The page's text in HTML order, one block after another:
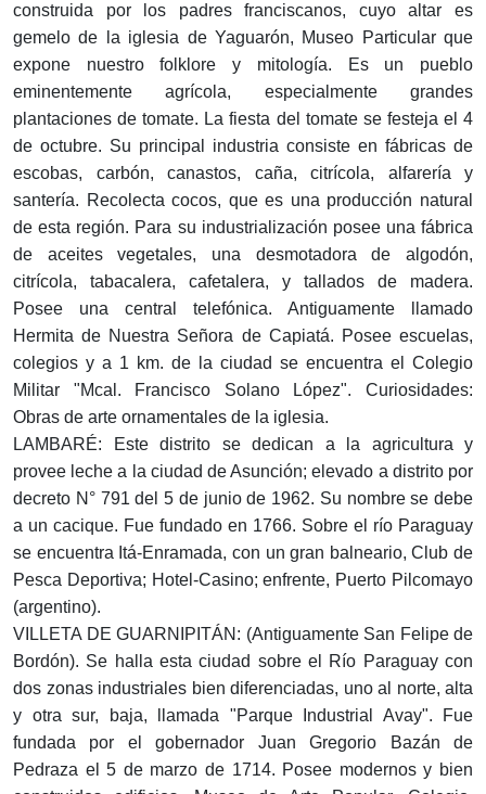
construida por los padres franciscanos, cuyo altar es
gemelo de la iglesia de Yaguarón, Museo Particular que
expone nuestro folklore y mitología. Es un pueblo
eminentemente agrícola, especialmente grandes
plantaciones de tomate. La fiesta del tomate se festeja el 4
de octubre. Su principal industria consiste en fábricas de
escobas, carbón, canastos, caña, citrícola, alfarería y
santería. Recolecta cocos, que es una producción natural
de esta región. Para su industrialización posee una fábrica
de aceites vegetales, una desmotadora de algodón,
citrícola, tabacalera, cafetalera, y tallados de madera.
Posee una central telefónica. Antiguamente llamado
Hermita de Nuestra Señora de Capiatá. Posee escuelas,
colegios y a 1 km. de la ciudad se encuentra el Colegio
Militar "Mcal. Francisco Solano López". Curiosidades:
Obras de arte ornamentales de la iglesia.
LAMBARÉ: Este distrito se dedican a la agricultura y
provee leche a la ciudad de Asunción; elevado a distrito por
decreto N° 791 del 5 de junio de 1962. Su nombre se debe
a un cacique. Fue fundado en 1766. Sobre el río Paraguay
se encuentra Itá-Enramada, con un gran balneario, Club de
Pesca Deportiva; Hotel-Casino; enfrente, Puerto Pilcomayo
(argentino).
VILLETA DE GUARNIPITÁN: (Antiguamente San Felipe de
Bordón). Se halla esta ciudad sobre el Río Paraguay con
dos zonas industriales bien diferenciadas, uno al norte, alta
y otra sur, baja, llamada "Parque Industrial Avay". Fue
fundada por el gobernador Juan Gregorio Bazán de
Pedraza el 5 de marzo de 1714. Posee modernos y bien